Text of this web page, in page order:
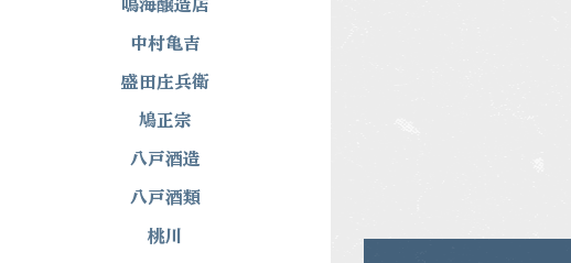
鳴海醸造店
中村亀吉
盛田庄兵衛
鳩正宗
八戸酒造
八戸酒類
桃川